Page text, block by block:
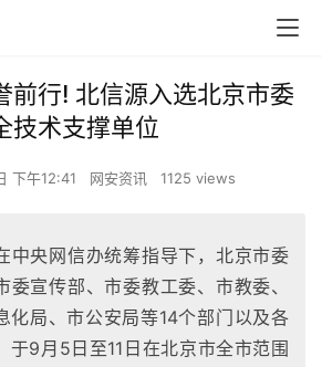
前行! 北信源入选北京市委
技术支撑单位
下午12:41 网安资讯 1125 views
央网信办统筹指导下，北京市委
委宣传部、市委教工委、市教委、
化局、市公安局等14个部门以及各
于9月5日至11日在北京市全市范围